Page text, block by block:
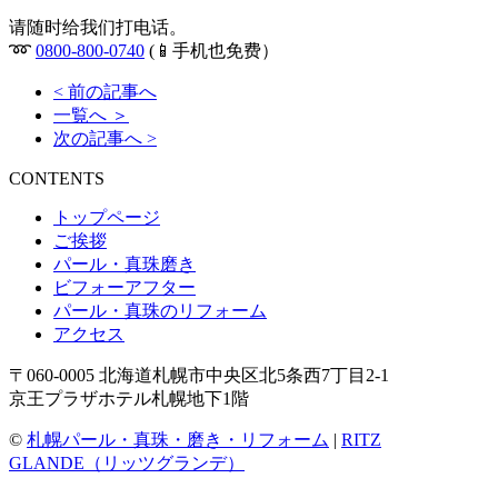
请随时给我们打电话。
➿ 0800-800-0740 (📱手机也免费）
< 前の記事へ
一覧へ ＞
次の記事へ >
CONTENTS
トップページ
ご挨拶
パール・真珠磨き
ビフォーアフター
パール・真珠のリフォーム
アクセス
〒060-0005 北海道札幌市中央区北5条西7丁目2-1
京王プラザホテル札幌地下1階
© 札幌パール・真珠・磨き・リフォーム | RITZ
GLANDE（リッツグランデ）